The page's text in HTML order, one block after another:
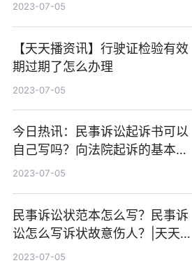
2023-07-05
【天天播资讯】行驶证检验有效
期过期了怎么办理
2023-07-05
今日热讯：民事诉讼起诉书可以
自己写吗？向法院起诉的基本流
程有哪些？
2023-07-05
民事诉讼状范本怎么写？民事诉
讼怎么写诉状故意伤人？|天天要
闻
2023-07-05